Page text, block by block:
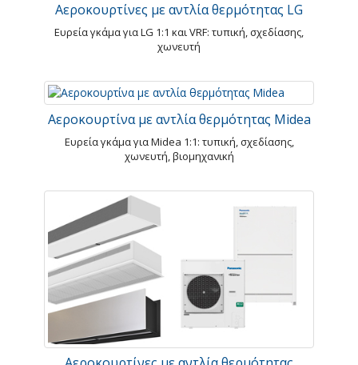
Αεροκουρτίνες με αντλία θερμότητας LG
Ευρεία γκάμα για LG 1:1 και VRF: τυπική, σχεδίασης,
χωνευτή
Αεροκουρτίνα με αντλία θερμότητας Midea
Ευρεία γκάμα για Midea 1:1: τυπική, σχεδίασης,
χωνευτή, βιομηχανική